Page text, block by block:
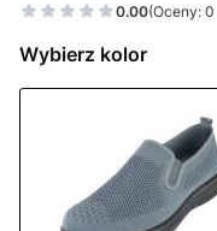
0.00(Oceny:
Wybierz kolor